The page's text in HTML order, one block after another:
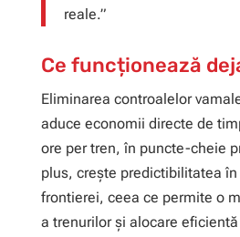
reale.”
Ce funcționează
Eliminarea controalelor
aduce economii directe de
ore per tren, în puncte-cheie
plus, crește predictibilitatea în
frontierei, ceea ce permite o
a trenurilor și alocare